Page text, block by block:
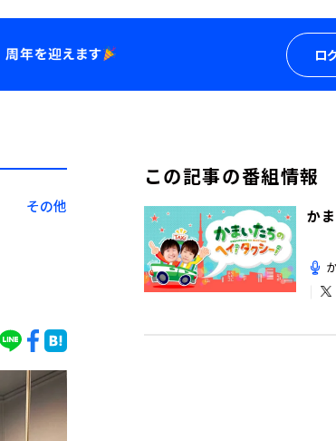
ロ
その他
この記事の番組情報
か